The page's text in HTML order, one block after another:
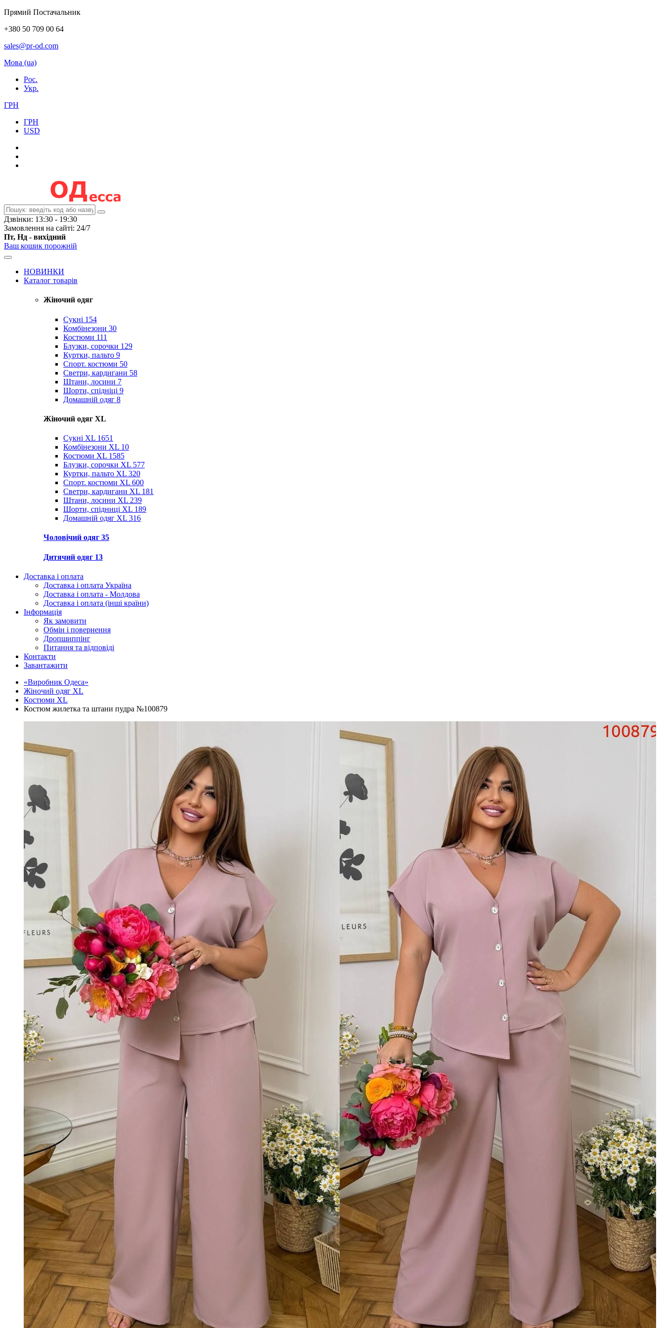
Прямий Постачальник
+380 50 709 00 64
sales@pr-od.com
Мова (ua)
Рос.
Укр.
ГРН
ГРН
USD
Дзвінки: 13:30 - 19:30
Замовлення на сайті: 24/7
Пт, Нд - вихідний
Ваш кошик порожній
НОВИНКИ
Каталог товарів
Жіночий одяг
Сукні 154
Комбінезони 30
Костюми 111
Блузки, сорочки 129
Куртки, пальто 9
Спорт. костюми 50
Светри, кардигани 58
Штани, лосини 7
Шорти, спідніці 9
Домашній одяг 8
Жіночий одяг XL
Cукні XL 1651
Комбінезони XL 10
Костюми XL 1585
Блузки, сорочки XL 577
Куртки, пальто XL 320
Спорт. костюми XL 600
Светри, кардигани XL 181
Штани, лосини XL 239
Шорти, спідниці XL 189
Домашній одяг XL 316
Чоловічий одяг 35
Дитячий одяг 13
Доставка і оплата
Доставка і оплата Україна
Доставка і оплата - Молдова
Доставка і оплата (інші країни)
Інформація
Як замовити
Обмін і повернення
Дропшиппінг
Питання та відповіді
Контакти
Завантажити
«Виробник Одеса»
Жіночий одяг XL
Костюми XL
Костюм жилетка та штани пудра №100879